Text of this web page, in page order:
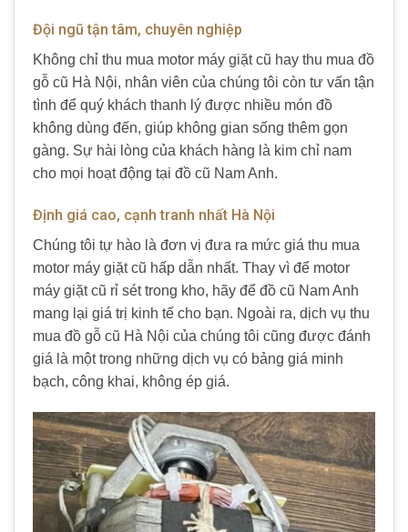
Đội ngũ tận tâm, chuyên nghiệp
Không chỉ thu mua motor máy giặt cũ hay thu mua đồ
gỗ cũ Hà Nội, nhân viên của chúng tôi còn tư vấn tận
tình để quý khách thanh lý được nhiều món đồ
không dùng đến, giúp không gian sống thêm gọn
gàng. Sự hài lòng của khách hàng là kim chỉ nam
cho mọi hoạt động tại đồ cũ Nam Anh.
Định giá cao, cạnh tranh nhất Hà Nội
Chúng tôi tự hào là đơn vị đưa ra mức giá thu mua
motor máy giặt cũ hấp dẫn nhất. Thay vì để motor
máy giặt cũ rỉ sét trong kho, hãy để đồ cũ Nam Anh
mang lại giá trị kinh tế cho bạn. Ngoài ra, dịch vụ thu
mua đồ gỗ cũ Hà Nội của chúng tôi cũng được đánh
giá là một trong những dịch vụ có bảng giá minh
bạch, công khai, không ép giá.